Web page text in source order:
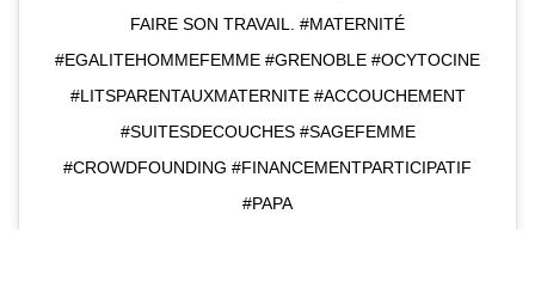
FAIRE SON TRAVAIL. #MATERNITÉ
#EGALITEHOMMEFEMME #GRENOBLE #OCYTOCINE
#LITSPARENTAUXMATERNITE #ACCOUCHEMENT
#SUITESDECOUCHES #SAGEFEMME
#CROWDFOUNDING #FINANCEMENTPARTICIPATIF
#PAPA